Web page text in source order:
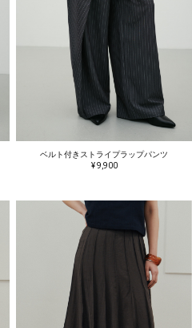
ベルト付きストライプラップパンツ
¥ 9,900